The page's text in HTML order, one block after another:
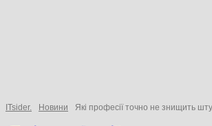
ITsider. Новини Які професії точно не знищить